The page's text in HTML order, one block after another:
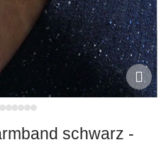
schwarz -